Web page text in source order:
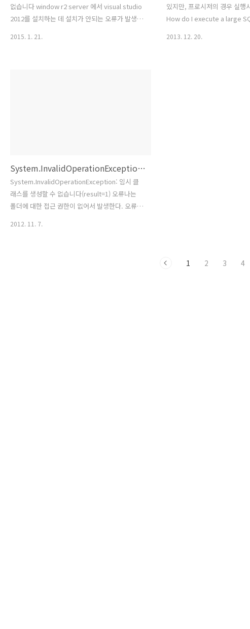
없습니다 window r2 server 에서 visual studio
2012를 설치하는 데 설치가 안되는 오류가 발생하
2015. 1. 21.
있지만, 프로시저의 경우 실행
How do I execute a large
2013. 12. 20.
System.InvalidOperationException: 임시 클래스를 생성할 수 없습니다(result=1)
System.InvalidOperationException: 임시 클
래스를 생성할 수 없습니다(result=1) 오류나는
폴더에 대한 접근 권한이 없어서 발생한다. 오류메
2012. 11. 7.
1 2 3 4